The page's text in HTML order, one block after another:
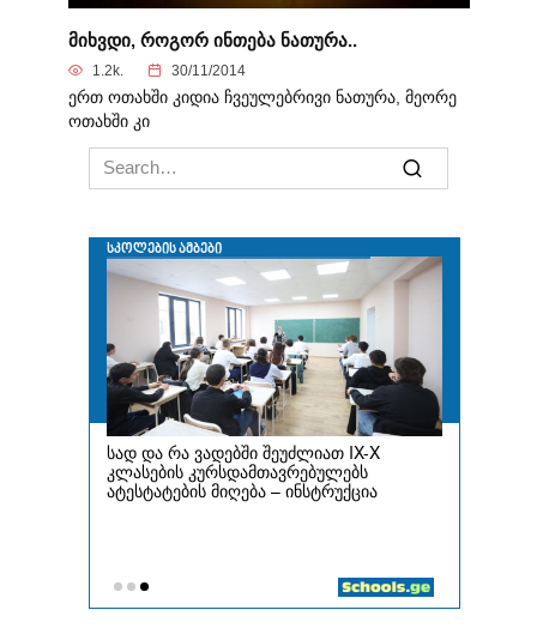
მიხვდი, როგორ ინთება ნათურა..
1.2k. 30/11/2014
ერთ ოთახში კიდია ჩვეულებრივი ნათურა, მეორე
ოთახში კი
Search
for: